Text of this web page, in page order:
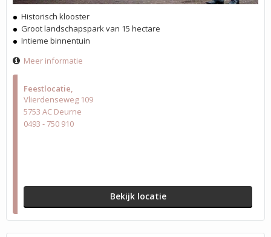
Feestlocatie
Vlierdenseweg 109
5753 AC Deurne
0493 - 750 910
Bekijk locatie
Historisch klooster
Groot landschapspark van 15 hectare
Intieme binnentuin
Meer informatie